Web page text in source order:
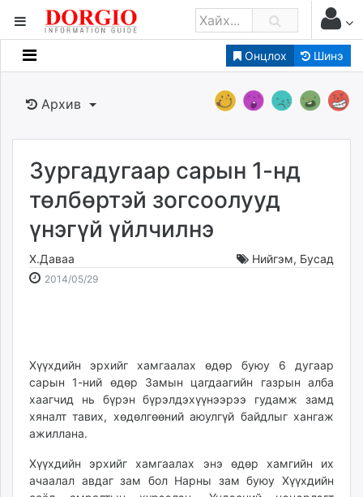
Онцлох Шинэ
Мэдээллийн
Банк санхүү
Бизнес ААН
Төрийн
Нийслэлийн
dorgio.mn
Gogo.mn
caak.mn
ikon.mn
mnb.mn
Livetv.mn
Eguur.mn
24tsag.mn
shuud.mn
Архив
Зургадугаар сарын 1-нд
төлбөртэй зогсоолууд
үнэгүй үйлчилнэ
Х.Даваа Нийгэм, Бусад
2014/05/292014-
2026-
Хүүхдийн эрхийг хамгаалах өдөр буюу 6 дугаар
сарын 1-ний өдөр Замын цагдаагийн газрын алба
хаагчид нь бүрэн бүрэлдэхүүнээрээ гудамж замд
хяналт тавих, хөдөлгөөний аюулгүй байдлыг хангаж
ажиллана.
Хүүхдийн эрхийг хамгаалах энэ өдөр хамгийн их
ачаалал авдаг зам бол Нарны зам буюу Хүүхдийн